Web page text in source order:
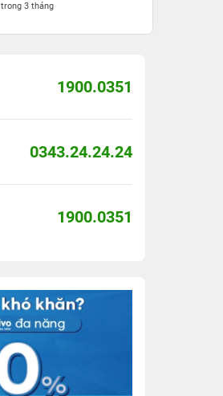
trong 3 tháng
1900.0351
0343.24.24.24
1900.0351